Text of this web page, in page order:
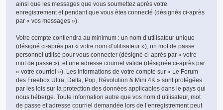
ainsi que les messages que vous soumettez après votre
enregistrement et pendant que vous êtes connecté (désignés ci-après
par « vos messages »).
Votre compte contiendra au minimum : un nom d’utilisateur unique
(désigné ci-après par « votre nom d’utilisateur »), un mot de passe
personnel utilisé pour vous connecter (désigné ci-après par « votre
mot de passe »), et une adresse courriel valide (désignée ci-après par
« votre courriel »). Les informations de votre compte sur « Le Forum
des Freebox Ultra, Delta, Pop, Révolution & Mini 4K » sont protégées
par les lois sur la protection des données applicables dans le pays qui
nous héberge. Toute information autre que vos nom d’utilisateur, mot
de passe et adresse courriel demandée lors de l’enregistrement peut